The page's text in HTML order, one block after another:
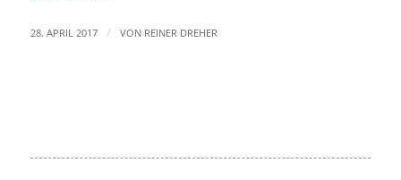
28. APRIL 2017 / VON REINER DREHER